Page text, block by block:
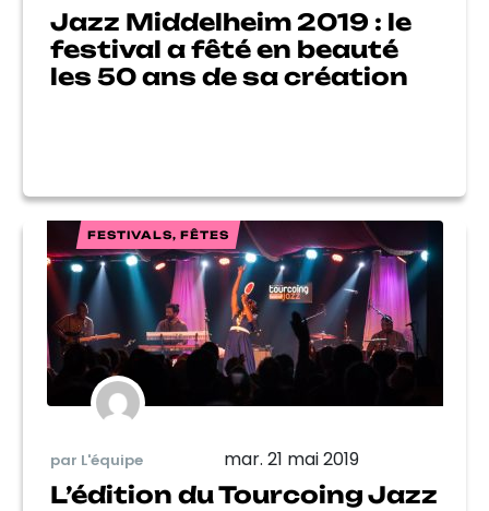
Jazz Middelheim 2019 : le
festival a fêté en beauté
les 50 ans de sa création
FESTIVALS, FÊTES
par L'équipe mar. 21 mai 2019
L’édition du Tourcoing Jazz